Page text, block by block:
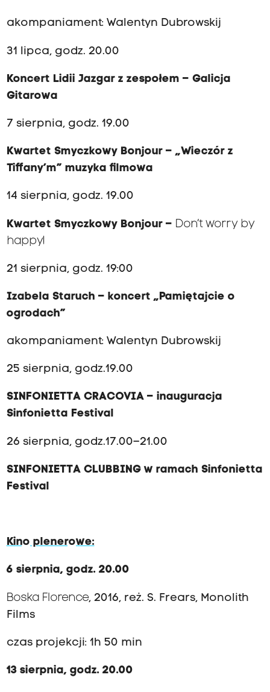
akompaniament: Walentyn Dubrowskij
31 lipca, godz. 20.00
Koncert Lidii Jazgar z zespołem – Galicja
Gitarowa
7 sierpnia, godz. 19.00
Kwartet Smyczkowy Bonjour – „Wieczór z
Tiffany’m” muzyka filmowa
14 sierpnia, godz. 19.00
Kwartet Smyczkowy Bonjour – Don’t worry by
happy!
21 sierpnia, godz. 19:00
Izabela Staruch – koncert „Pamiętajcie o
ogrodach”
akompaniament: Walentyn Dubrowskij
25 sierpnia, godz.19.00
SINFONIETTA CRACOVIA – inauguracja
Sinfonietta Festival
26 sierpnia, godz.17.00–21.00
SINFONIETTA CLUBBING w ramach Sinfonietta
Festival
Kino plenerowe:
6 sierpnia, godz. 20.00
Boska Florence, 2016, reż. S. Frears, Monolith
Films
czas projekcji: 1h 50 min
13 sierpnia, godz. 20.00